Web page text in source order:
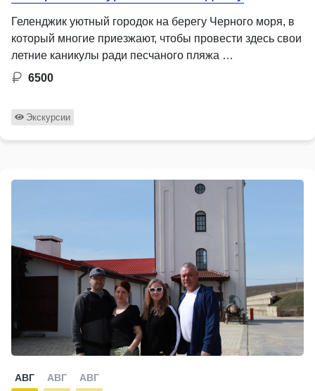
Геленджик уютный городок на берегу Черного моря, в
который многие приезжают, чтобы провести здесь свои
летние каникулы ради песчаного пляжа …
6500
Экскурсии
АВГ АВГ АВГ